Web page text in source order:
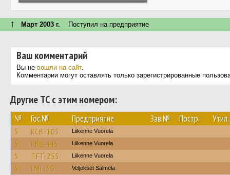
↑ Март 2003 г. Поступил на предприятие
Ваш комментарий
Вы не вошли на сайт.
Комментарии могут оставлять только зарегистрированные
Другие ТС с этим номером:
№ Гос.№ Предприятие Зав.№ Постр. Утил.
5 RCB-105 Liikenne Vuorela
5 RNL-445 Liikenne Vuorela
5 TFT-255 Liikenne Vuorela
5 LML-50 Veljekset Salmela